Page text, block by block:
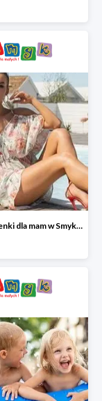
Letnie sukienki dla mam w Smyku do -25%